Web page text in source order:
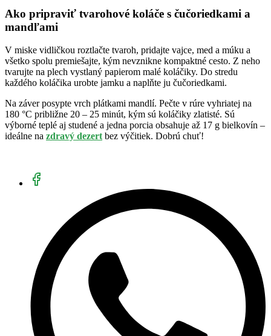
Ako pripraviť tvarohové koláče s čučoriedkami a
mandľami
V miske vidličkou roztlačte tvaroh, pridajte vajce, med a múku a
všetko spolu premiešajte, kým nevznikne kompaktné cesto. Z neho
tvarujte na plech vystlaný papierom malé koláčiky. Do stredu
každého koláčika urobte jamku a naplňte ju čučoriedkami.
Na záver posypte vrch plátkami mandlí. Pečte v rúre vyhriatej na
180 °C približne 20 –⁠ 25 minút, kým sú koláčiky zlatisté. Sú
výborné teplé aj studené a jedna porcia obsahuje až 17 g bielkovín –
ideálne na zdravý dezert bez výčitiek. Dobrú chuť!